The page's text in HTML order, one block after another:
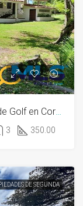
Casa de 3 recamaras dentro del Club de Golf en Coronado
3 350.00
DE SEGUNDA